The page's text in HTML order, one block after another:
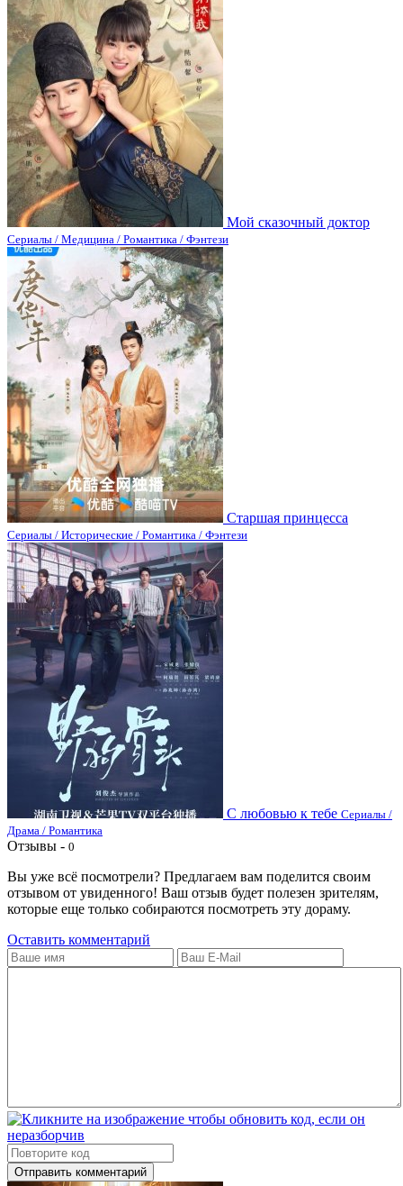
Мой сказочный доктор
Сериалы / Медицина / Романтика / Фэнтези
Старшая принцесса
Сериалы / Исторические / Романтика / Фэнтези
С любовью к тебе Сериалы /
Драма / Романтика
Отзывы - 0
Вы уже всё посмотрели? Предлагаем вам поделится своим
отзывом от увиденного! Ваш отзыв будет полезен зрителям,
которые еще только собираются посмотреть эту дораму.
Оставить комментарий
Отправить комментарий